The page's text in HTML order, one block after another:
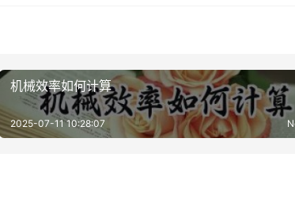
机械效率如何计算
2025-07-11 10:28:07